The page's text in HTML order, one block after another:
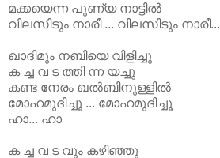
മക്കയെന്ന പുണ്യ നാട്ടിൽ
വിലസിടും നാരീ ... വിലസിടും നാരീ...
ഖാദിമും നബിയെ വിളിച്ചു
ക ച്ച വ ട ത്തി ന്ന യച്ചു
കണ്ട നേരം ഖൽബിനുള്ളിൽ
മോഹമുദിച്ചൂ ... മോഹമുദിച്ചൂ
ഹാ... ഹാ
ക ച്ച വ ട വും കഴിഞ്ഞു